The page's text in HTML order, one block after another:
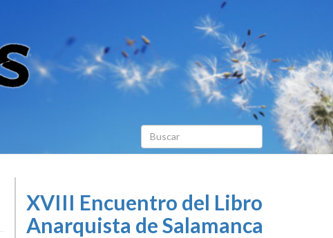
XVIII Encuentro del Libro
Anarquista de Salamanca